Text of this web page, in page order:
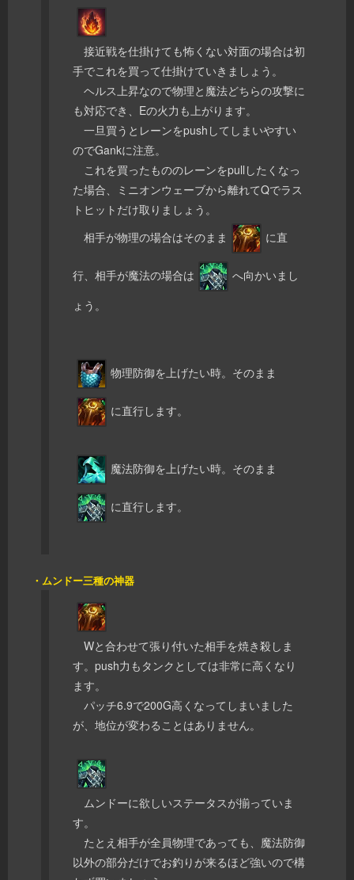
接近戦を仕掛けても怖くない対面の場合は初
手でこれを買って仕掛けていきましょう。
ヘルス上昇なので物理と魔法どちらの攻撃に
も対応でき、Eの火力も上がります。
一旦買うとレーンをpushしてしまいやすい
のでGankに注意。
これを買ったもののレーンをpullしたくなっ
た場合、ミニオンウェーブから離れてQでラス
トヒットだけ取りましょう。
相手が物理の場合はそのまま
に直
行、相手が魔法の場合は
へ向かいまし
ょう。
物理防御を上げたい時。そのまま
に直行します。
魔法防御を上げたい時。そのまま
に直行します。
・ムンドー三種の神器
Wと合わせて張り付いた相手を焼き殺しま
す。push力もタンクとしては非常に高くなり
ます。
パッチ6.9で200G高くなってしまいました
が、地位が変わることはありません。
ムンドーに欲しいステータスが揃っていま
す。
たとえ相手が全員物理であっても、魔法防御
以外の部分だけでお釣りが来るほど強いので構